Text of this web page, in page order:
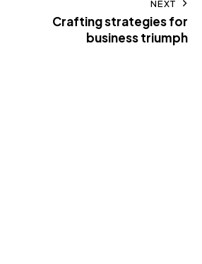
NEXT
Crafting strategies for
business triumph